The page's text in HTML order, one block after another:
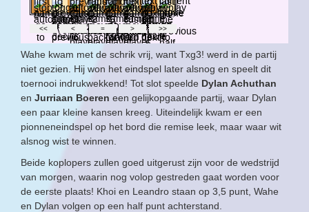
Wahe kwam met de schrik vrij, want Txg3! werd in de partij
niet gezien. Hij won het eindspel later alsnog en speelt dit
toernooi indrukwekkend! Tot slot speelde Dylan Achuthan
en Jurriaan Boeren een gelijkopgaande partij, waar Dylan
een paar kleine kansen kreeg. Uiteindelijk kwam er een
pionneneindspel op het bord die remise leek, maar waar wit
alsnog wist te winnen.
Beide koplopers zullen goed uitgerust zijn voor de wedstrijd
van morgen, waarin nog volop gestreden gaat worden voor
de eerste plaats! Khoi en Leandro staan op 3,5 punt, Wahe
en Dylan volgen op een half punt achterstand.